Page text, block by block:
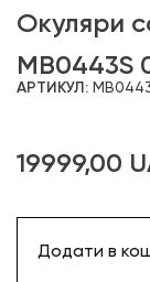
Окуляри
MB0443S
АРТИКУЛ:
19999,00
Додати в